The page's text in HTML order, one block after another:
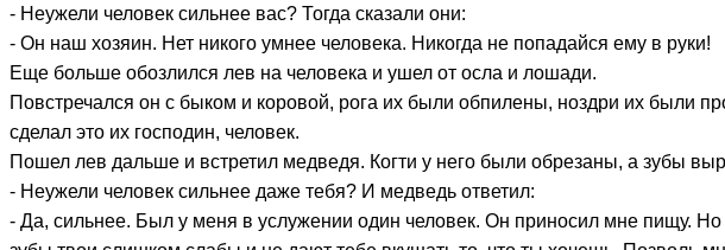
- Неужели человек сильнее вас? Тогда сказали они:
- Он наш хозяин. Нет никого умнее человека. Никогда не попадайся ему в руки!
Еще больше обозлился лев на человека и ушел от осла и лошади.
Повстречался он с быком и коровой, рога их были обпилены, ноздри их были
сделал это их господин, человек.
Пошел лев дальше и встретил медведя. Когти у него были обрезаны, а зубы
- Неужели человек сильнее даже тебя? И медведь ответил:
- Да, сильнее. Был у меня в услужении один человек. Он приносил мне пищу.